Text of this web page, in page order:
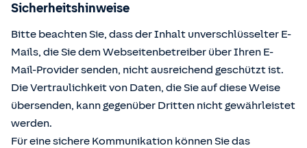
Sicherheitshinweise
Bitte beachten Sie, dass der Inhalt unverschlüsselter E-
Mails, die Sie dem Webseitenbetreiber über Ihren E-
Mail-Provider senden, nicht ausreichend geschützt ist.
Die Vertraulichkeit von Daten, die Sie auf diese Weise
übersenden, kann gegenüber Dritten nicht gewährleistet
werden.
Für eine sichere Kommunikation können Sie das